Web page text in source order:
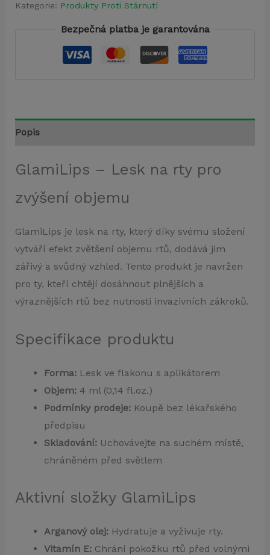
Kategorie: Produkty Proti Stárnutí
Bezpečná platba je garantována
Popis
GlamiLips – Lesk na rty pro
zvýšení objemu
GlamiLips je lesk na rty, který díky svému složení
vytváří efekt zvětšení objemu rtů, dodává jim
zářivý a svůdný vzhled. Tento produkt je navržen
pro ty, kteří chtějí dosáhnout plnějších a
výraznějších rtů bez nutnosti invazivních zákroků.
Specifikace produktu
Forma:Lesk ve flakonu s aplikátorem
Objem:4 ml (0,14 fl.oz.)
Podmínky prodeje:Koupě bez lékařského
předpisu
Skladování:Uchovávejte na suchém místě,
chráněném před světlem
Aktivní složky GlamiLips
Arganový olej:Hydratuje a vyživuje rty.
Vitamín E:Chrání pokožku rtů před volnými